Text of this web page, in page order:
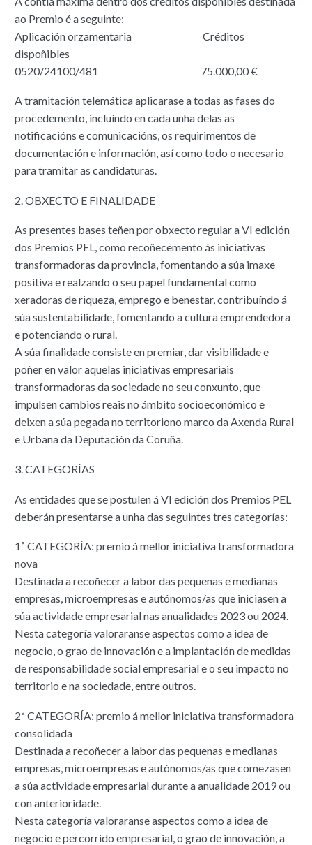
ao Premio é a seguinte:
Aplicación orzamentaria Créditos
dispoñibles
0520/24100/481 75.000,00 €
A tramitación telemática aplicarase a todas as fases do
procedemento, incluíndo en cada unha delas as
notificacións e comunicacións, os requirimentos de
documentación e información, así como todo o necesario
para tramitar as candidaturas.
2. OBXECTO E FINALIDADE
As presentes bases teñen por obxecto regular a VI edición
dos Premios PEL, como recoñecemento ás iniciativas
transformadoras da provincia, fomentando a súa imaxe
positiva e realzando o seu papel fundamental como
xeradoras de riqueza, emprego e benestar, contribuíndo á
súa sustentabilidade, fomentando a cultura emprendedora
e potenciando o rural.
A súa finalidade consiste en premiar, dar visibilidade e
poñer en valor aquelas iniciativas empresariais
transformadoras da sociedade no seu conxunto, que
impulsen cambios reais no ámbito socioeconómico e
deixen a súa pegada no territoriono marco da Axenda Rural
e Urbana da Deputación da Coruña.
3. CATEGORÍAS
As entidades que se postulen á VI edición dos Premios PEL
deberán presentarse a unha das seguintes tres categorías:
1ª CATEGORÍA: premio á mellor iniciativa transformadora
nova
Destinada a recoñecer a labor das pequenas e medianas
empresas, microempresas e autónomos/as que iniciasen a
súa actividade empresarial nas anualidades 2023 ou 2024.
Nesta categoría valoraranse aspectos como a idea de
negocio, o grao de innovación e a implantación de medidas
de responsabilidade social empresarial e o seu impacto no
territorio e na sociedade, entre outros.
2ª CATEGORÍA: premio á mellor iniciativa transformadora
consolidada
Destinada a recoñecer a labor das pequenas e medianas
empresas, microempresas e autónomos/as que comezasen
a súa actividade empresarial durante a anualidade 2019 ou
con anterioridade.
Nesta categoría valoraranse aspectos como a idea de
negocio e percorrido empresarial, o grao de innovación, a